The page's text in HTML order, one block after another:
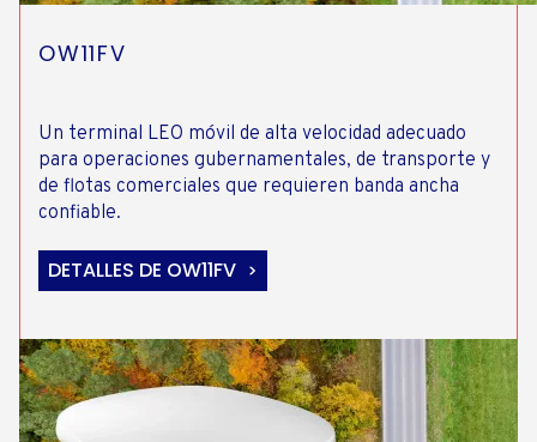
OW11FV
Un terminal LEO móvil de alta velocidad adecuado
para operaciones gubernamentales, de transporte y
de flotas comerciales que requieren banda ancha
confiable.
DETALLES DE OW11FV